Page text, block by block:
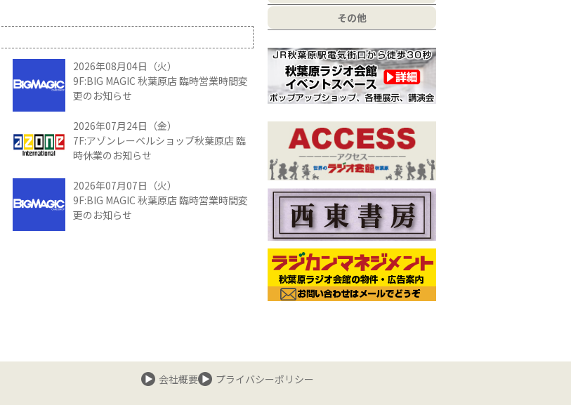
2026年08月04日（火）
9F:BIG MAGIC 秋葉原店 臨時営業時間変
更のお知らせ
2026年07月24日（金）
7F:アゾンレーベルショップ秋葉原店 臨
時休業のお知らせ
2026年07月07日（火）
9F:BIG MAGIC 秋葉原店 臨時営業時間変
更のお知らせ
その他
会社概要 プライバシーポリシー